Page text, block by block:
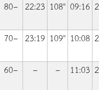
80− 22:23 108° 09:16
70− 23:19 109° 10:08
60− – – 11:03